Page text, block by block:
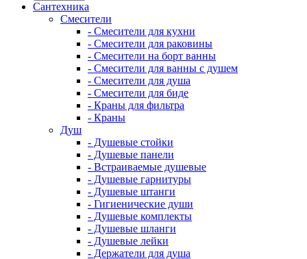
Сантехника
Смесители
- Смесители для кухни
- Смесители для раковины
- Смесители на борт ванны
- Смесители для ванны с душем
- Смесители для душа
- Смесители для биде
- Краны для фильтра
- Краны
Душ
- Душевые стойки
- Душевые панели
- Встраиваемые душевые
- Душевые гарнитуры
- Душевые штанги
- Гигиенические души
- Душевые комплекты
- Душевые шланги
- Душевые лейки
- Держатели для душа